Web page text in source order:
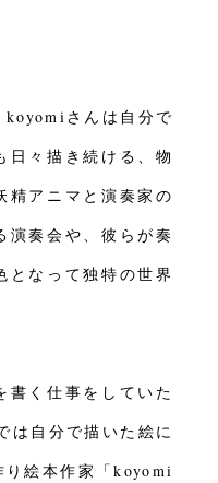
koyomiさんは自分で
日々描き続ける、物
精アニマと演奏家の
演奏会や、彼らが奏
となって独特の世界
書く仕事をしていた
は自分で描いた絵に
絵本作家「koyomi